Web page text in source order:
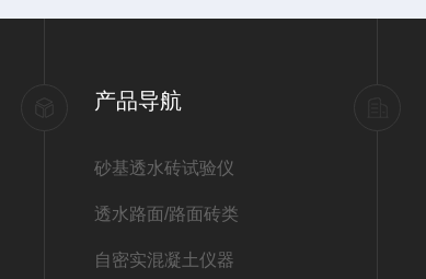
产品导航
砂基透水砖试验仪
透水路面/路面砖类
自密实混凝土仪器